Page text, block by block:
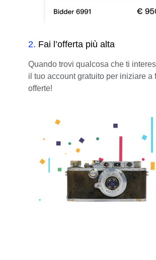
2. Fai l’offerta più alta
Quando trovi qualcosa che ti
il tuo account gratuito per iniziare a
offerte!